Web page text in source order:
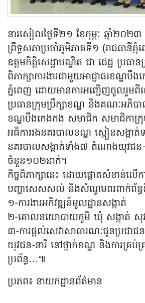
នារសៀលថ្ងៃទី២១ ខែកុម្ភៈ ឆ្នាំ២០២
ព្រឹទ្ធសភាប្រចាំភូមិភាគទី១ (រាជធានី
ឧត្តមកិត្តិសេដ្ឋាបណ្ឌិត ជា ជេដ្ឋ ប្រធ
ពិភាក្សាការងារជាមួយអាជ្ញាធរខណ្ឌបឹ
ភ្នំពេញ ដោយមានការអញ្ជើញចូលរួ
ប្រធានក្រុមប្រឹក្សាខណ្ឌ និងគណៈអភិ
ខណ្ឌបឹងកេងកង សមាជិក សមាជិកាក្រុ
អធិការរងនគរបាលខណ្ឌ ស្មៀនសង្កា
នគរបាលសង្កាត់ទាំង៧ តំណាងយុវជន
ចំនួន១០២នាក់។
កិច្ចពិភាក្សានេះ ដោយផ្តោតសំខាន់លេី
បញ្ហាសេសសល់ និងសំណូមពរពាក់ព័ន្ធ
១-ការងារអភិវឌ្ឍន៍មូលដ្ឋានសង្កាត់
២-គោលនយោបាយភូមិ ឃុំ សង្កាត់ សុវត្
៣-ការផ្តល់សេវាសាធារណៈជូនប្រជាជ
យុវជន-នារី នៅថ្នាក់ខណ្ឌ និងការគ្រប់គ្
ប្រព័ន្ធ…៕
ប្រភព៖ នាយកដ្ឋានព័ត៌មាន